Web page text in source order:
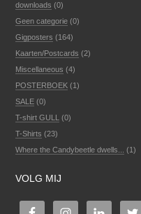
downloads (0)
Geen categorie (0)
Gigposters (164)
Kaarten/Postcards (2)
Miscellaneous (4)
POSTERBOEK (1)
SALE (0)
T-shirt GULL
(0)
T-Shirts (23)
Where the Candybeetle dwells...
(1)
VOLG MIJ